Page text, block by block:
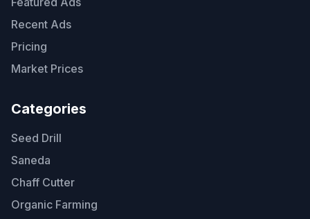
Recent Ads
Pricing
Market Prices
Categories
Seed Drill
Saneda
Chaff Cutter
Organic Farming